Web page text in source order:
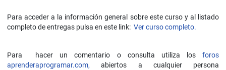
Para acceder a la información general sobre este curso y al listado
completo de entregas pulsa en este link: Ver curso completo.
Para hacer un comentario o consulta utiliza losforos
aprenderaprogramar.com, abiertos a cualquier persona